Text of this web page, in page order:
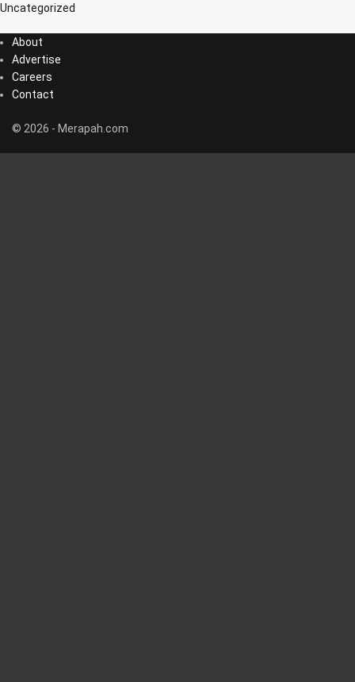
Uncategorized
About
Advertise
Careers
Contact
© 2026 - Merapah.com